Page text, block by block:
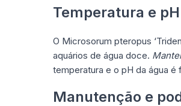
Temperatura e
O Microsorum pteropus
aquários de água doce.
temperatura e o pH da água é
Manutenção e